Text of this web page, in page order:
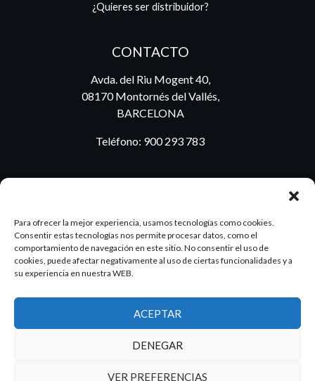
Para ofrecer la mejor experiencia, usamos tecnologías como cookies.
Consentir estas tecnologías nos permite procesar datos, como el
comportamiento de navegación en este sitio. No consentir el uso de
cookies, puede afectar negativamente al uso de ciertas funcionalidades y a
su experiencia en nuestra WEB.
ACEPTAR
DENEGAR
VER PREFERENCIAS
¿Quieres ser distribuidor?
CONTACTO
Avda. del Riu Mogent 40,
08170 Montornés del Vallés,
BARCELONA
Teléfono: 900 293 783
2026 Dake. Todos los derechos reservados.